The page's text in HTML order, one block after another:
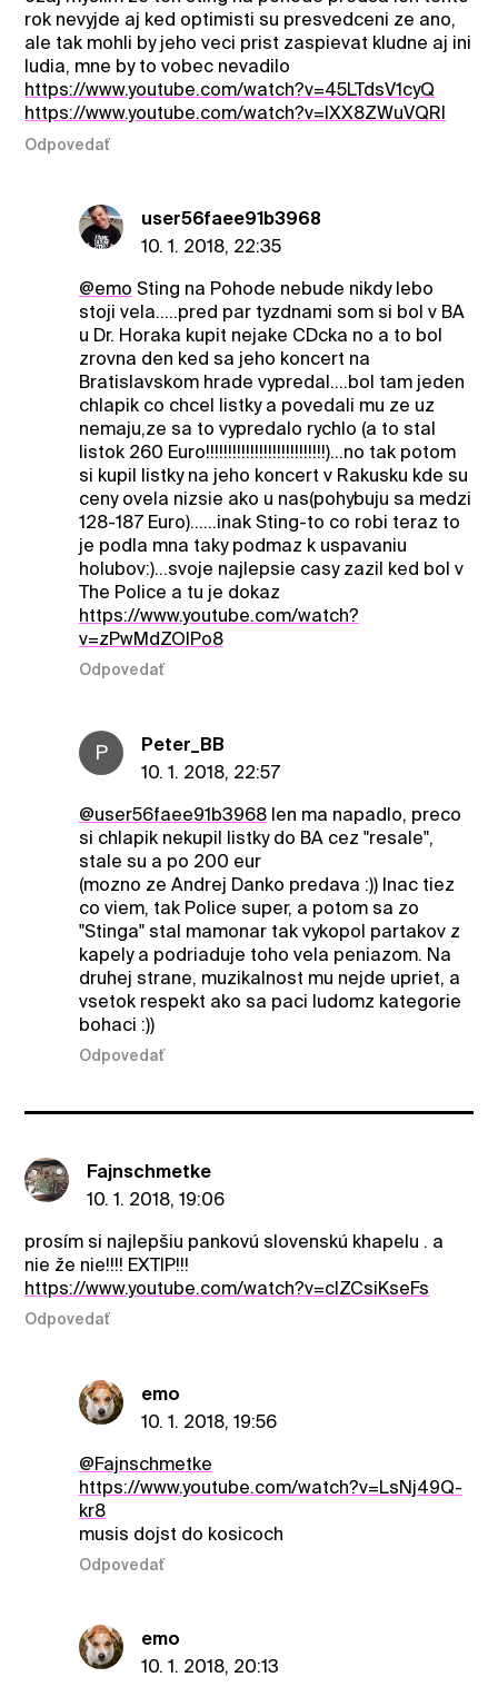
rok nevyjde aj ked optimisti su presvedceni ze ano,
ale tak mohli by jeho veci prist zaspievat kludne aj ini
ludia, mne by to vobec nevadilo
https://www.youtube.com/watch?v=45LTdsV1cyQ
https://www.youtube.com/watch?v=lXX8ZWuVQRI
Odpovedať
user56faee91b3968
10. 1. 2018, 22:35
@emo Sting na Pohode nebude nikdy lebo
stoji vela.....pred par tyzdnami som si bol v BA
u Dr. Horaka kupit nejake CDcka no a to bol
zrovna den ked sa jeho koncert na
Bratislavskom hrade vypredal....bol tam jeden
chlapik co chcel listky a povedali mu ze uz
nemaju,ze sa to vypredalo rychlo (a to stal
listok 260 Euro!!!!!!!!!!!!!!!!!!!!!!!!!!!)...no tak potom
si kupil listky na jeho koncert v Rakusku kde su
ceny ovela nizsie ako u nas(pohybuju sa medzi
128-187 Euro)......inak Sting-to co robi teraz to
je podla mna taky podmaz k uspavaniu
holubov:)...svoje najlepsie casy zazil ked bol v
The Police a tu je dokaz
https://www.youtube.com/watch?
v=zPwMdZOlPo8
Odpovedať
P
Peter_BB
10. 1. 2018, 22:57
@user56faee91b3968len ma napadlo, preco
si chlapik nekupil listky do BA cez "resale",
stale su a po 200 eur
(mozno ze Andrej Danko predava :)) Inac tiez
co viem, tak Police super, a potom sa zo
"Stinga" stal mamonar tak vykopol partakov z
kapely a podriaduje toho vela peniazom. Na
druhej strane, muzikalnost mu nejde upriet, a
vsetok respekt ako sa paci ludomz kategorie
bohaci :))
Odpovedať
Fajnschmetke
10. 1. 2018, 19:06
prosím si najlepšiu pankovú slovenskú khapelu . a
nie že nie!!!! EXTIP!!!
https://www.youtube.com/watch?v=cIZCsiKseFs
Odpovedať
emo
10. 1. 2018, 19:56
@Fajnschmetke
https://www.youtube.com/watch?v=LsNj49Q-
kr8
musis dojst do kosicoch
Odpovedať
emo
10. 1. 2018, 20:13